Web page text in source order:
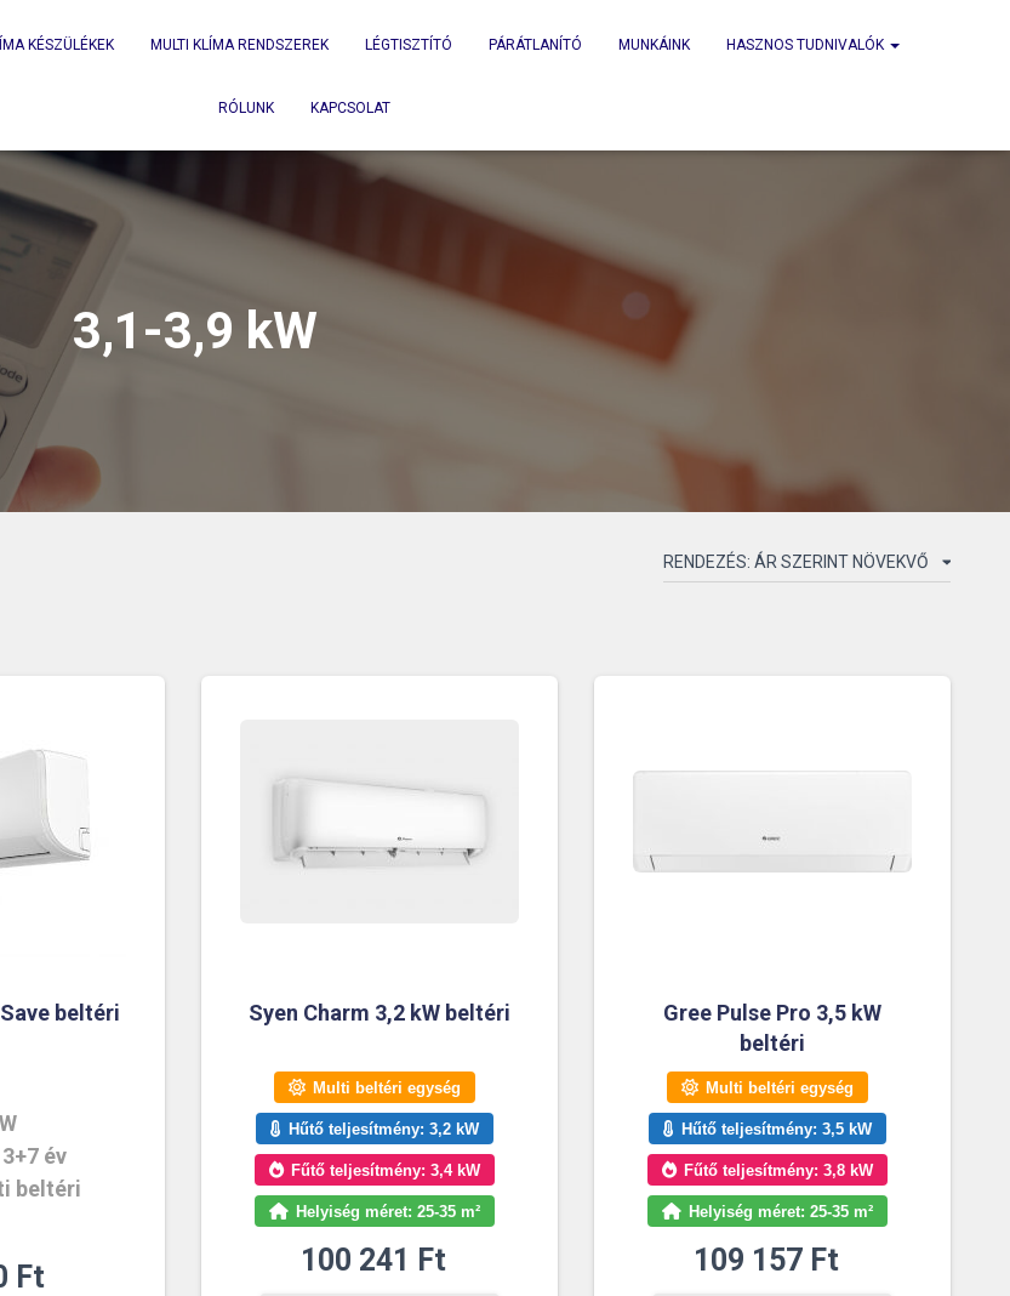
KÉSZÜLÉKEK MULTI KLÍMA RENDSZEREK LÉGTISZTÍTÓ PÁRÁTLANÍTÓ MUNKÁINK HASZNOS TUDNIVALÓK
RÓLUNK KAPCSOLAT
3,1-3,9 kW
beltéri
év
beltéri
Ft
Syen Charm 3,2 kW beltéri
Multi beltéri egység
Hűtő teljesítmény: 3,2 kW
Fűtő teljesítmény: 3,4 kW
Helyiség méret: 25-35 m²
100 241 Ft
Gree Pulse Pro 3,5 kW
beltéri
Multi beltéri egység
Hűtő teljesítmény: 3,5 kW
Fűtő teljesítmény: 3,8 kW
Helyiség méret: 25-35 m²
109 157 Ft